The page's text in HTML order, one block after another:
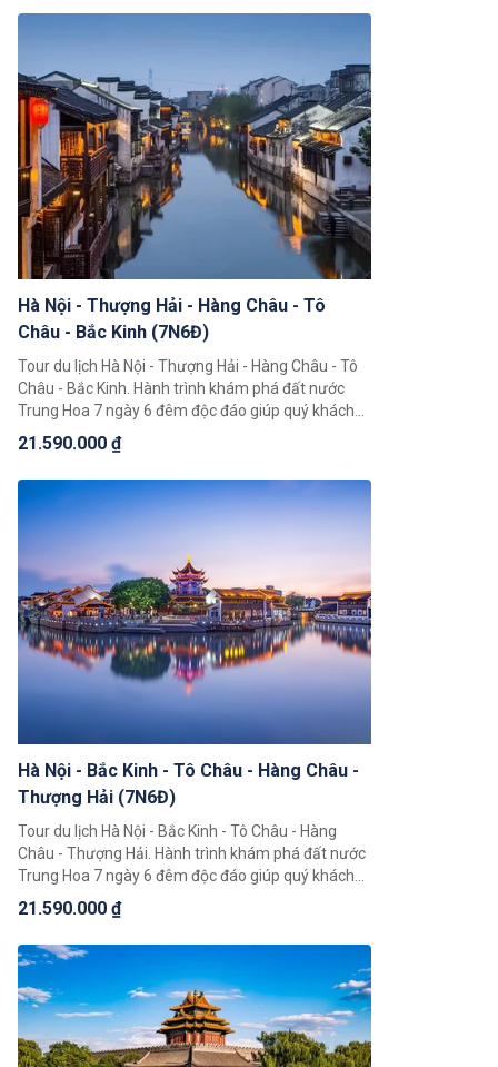
nền văn hoá và với bề dày lịch sử bậc nhất Châu Á.
Hà Nội - Thượng Hải - Hàng Châu - Tô
Châu - Bắc Kinh (7N6Đ)
Tour du lịch Hà Nội - Thượng Hải - Hàng Châu - Tô
Châu - Bắc Kinh. Hành trình khám phá đất nước
Trung Hoa 7 ngày 6 đêm độc đáo giúp quý khách
có thể chiêm ngưỡng toàn cảnh đất nước Trung
Hoa rộng lớn, khám phá một loạt 4 thành phố nổi
tiếng là Bắc Kinh, Thượng Hải, Hàng Châu, Tô Châu.
21.590.000 ₫
Hà Nội - Bắc Kinh - Tô Châu - Hàng Châu -
Thượng Hải (7N6Đ)
Tour du lịch Hà Nội - Bắc Kinh - Tô Châu - Hàng
Châu - Thượng Hải. Hành trình khám phá đất nước
Trung Hoa 7 ngày 6 đêm độc đáo giúp quý khách
có thể chiêm ngưỡng toàn cảnh đất nước Trung
Hoa rộng lớn, khám phá một loạt 4 thành phố nổi
tiếng là Bắc Kinh, Thượng Hải, Hàng Châu, Tô Châu.
21.590.000 ₫